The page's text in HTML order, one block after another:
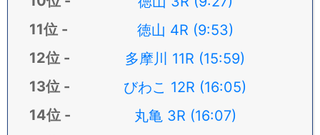
徳山 4R (9:53)
多摩川 11R (15:59)
びわこ 12R (16:05)
丸亀 3R (16:07)